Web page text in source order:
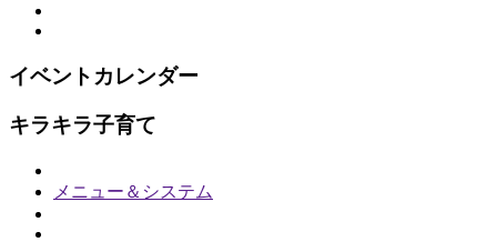
イベントカレンダー
キラキラ子育て
メニュー＆システム